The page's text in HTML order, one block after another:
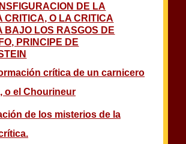
DE LA
CRITICA, O LA CRITICA
BAJO LOS RASGOS DE
PRINCIPE DE
crítica de un carnicero
o el Chourineur
de los misterios de la